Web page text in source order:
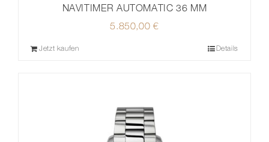
NAVITIMER AUTOMATIC 36 MM
5.850,00€
Jetzt kaufen Details